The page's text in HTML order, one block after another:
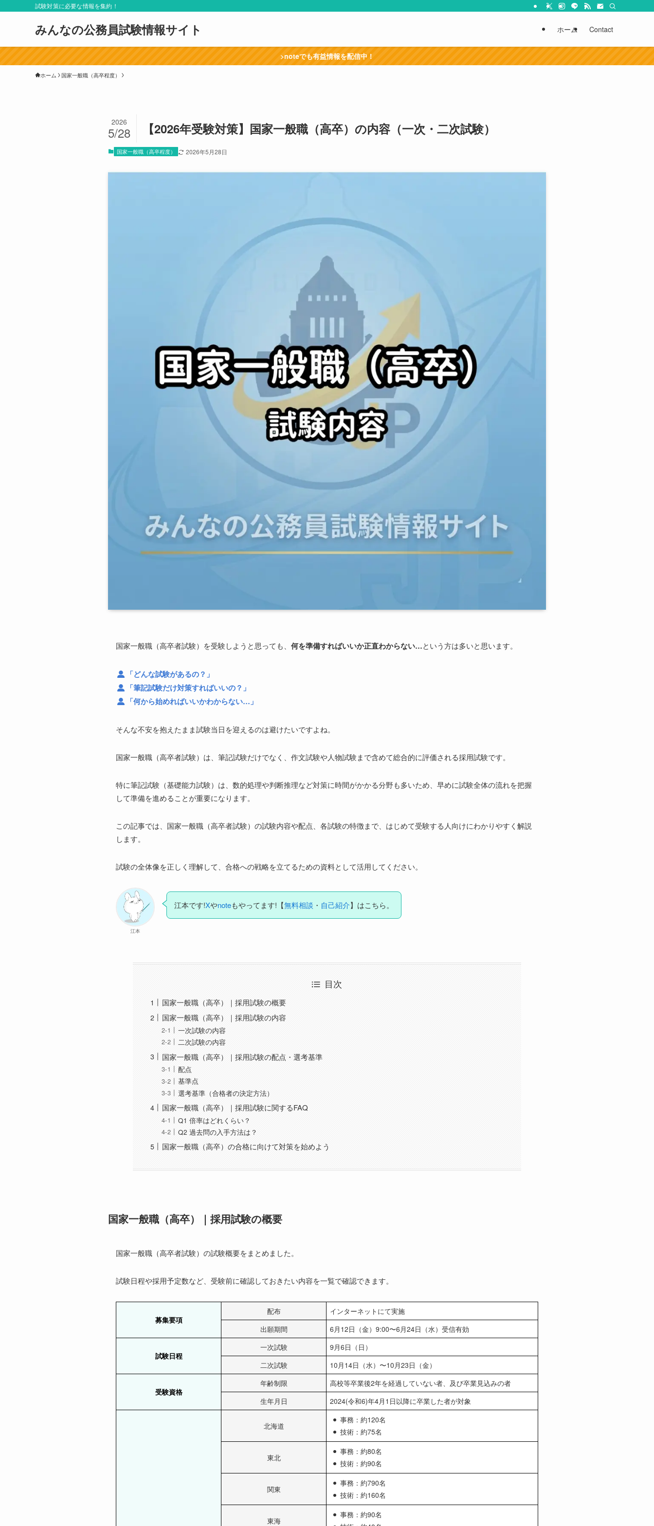
試験対策に必要な情報を集約！
みんなの公務員試験情報サイト ホーム Contact
>noteでも有益情報を配信中！
ホーム 国家一般職（高卒程度）
【2026年受験対策】国家一般職（高卒）の内容（一次・二次試験）
2026
5/28
国家一般職（高卒程度） 2026年5月28日
国家一般職（高卒者試験）を受験しようと思っても、 何を準備すればいいか正直わからない…という方は多いと思います。
「どんな試験があるの？」
「筆記試験だけ対策すればいいの？」
「何から始めればいいかわからない…」
そんな不安を抱えたまま試験当日を迎えるのは避けたいですよね。
国家一般職（高卒者試験）は、筆記試験だけでなく、作文試験や人物試験まで含めて総合的に評価される採用試験です。
特に筆記試験（基礎能力試験）は、数的処理や判断推理など対策に時間がかかる分野も多いため、早めに試験全体の流れを把握
して準備を進めることが重要になります。
この記事では、国家一般職（高卒者試験）の試験内容や配点、各試験の特徴まで、はじめて受験する人向けにわかりやすく解説
します。
試験の全体像を正しく理解して、合格への戦略を立てるための資料として活用してください。
江本
江本です!Xやnoteもやってます!【無料相談 ・ 自己紹介】はこちら。
目次
国家一般職（高卒）｜採用試験の概要
国家一般職（高卒）｜採用試験の内容
一次試験の内容
二次試験の内容
国家一般職（高卒）｜採用試験の配点・選考基準
配点
基準点
選考基準（合格者の決定方法）
国家一般職（高卒）｜採用試験に関するFAQ
Q1 倍率はどれくらい？
Q2 過去問の入手方法は？
国家一般職（高卒）の合格に向けて対策を始めよう
国家一般職（高卒）｜採用試験の概要
国家一般職（高卒者試験）の試験概要をまとめました。
試験日程や採用予定数など、受験前に確認しておきたい内容を一覧で確認できます。
募集要項
配布
インターネットにて実施
出願期間
6月12日（金）9:00〜6月24日（水）受信有効
試験日程
一次試験
9月6日（日）
二次試験
10月14日（水）〜10月23日（金）
受験資格
年齢制限
高校等卒業後2年を経過していない者、及び卒業見込みの者
生年月日
2024(令和6)年4月1日以降に卒業した者が対象
北海道
事務：約120名
技術：約75名
東北
事務：約80名
技術：約90名
関東
事務：約790名
技術：約160名
東海
事務：約90名